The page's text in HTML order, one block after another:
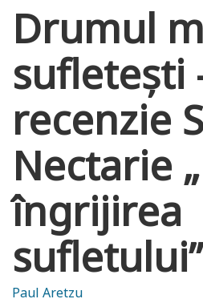
Drumul
sufletești
recenzie
Nectarie
îngrijirea
Paul Aretzu